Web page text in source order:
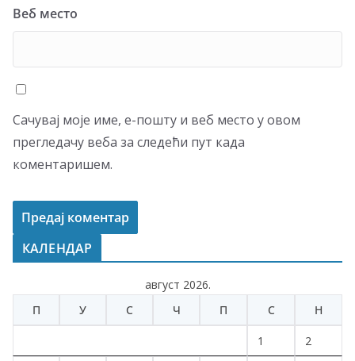
Веб место
Сачувај моје име, е-пошту и веб место у овом
прегледачу веба за следећи пут када
коментаришем.
КАЛЕНДАР
август 2026.
П
У С Ч П С Н
1 2